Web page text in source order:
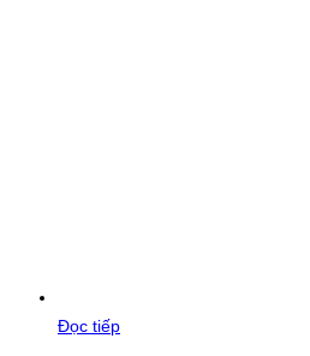
Đọc tiếp